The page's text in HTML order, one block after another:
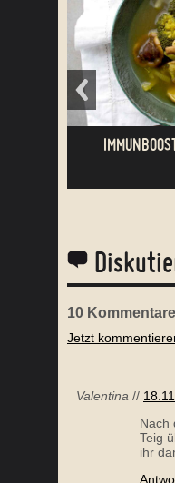
10 Kommentare
Jetzt
Valentina //
Nach
Teig
ihr